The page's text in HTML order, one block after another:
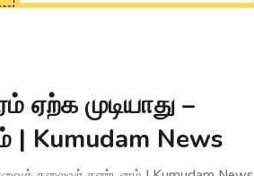
ஏற்க முடியாது –
News